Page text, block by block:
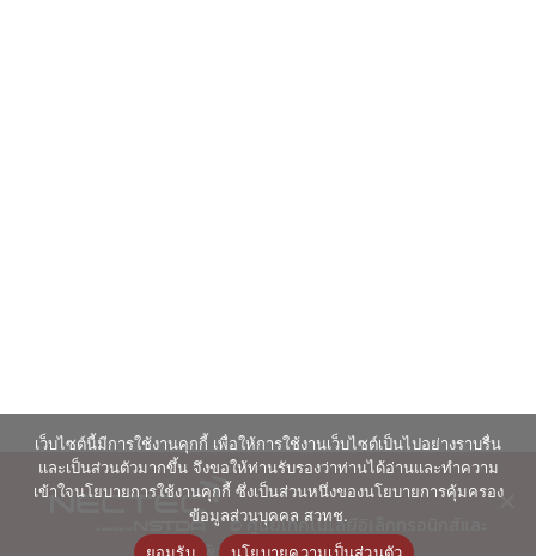
© ศูนย์เทคโนโลยีอิเล็กทรอนิกส์และ
เว็บไซต์นี้มีการใช้งานคุกกี้ เพื่อให้การใช้งานเว็บไซต์เป็นไปอย่างราบรื่น
และเป็นส่วนตัวมากขึ้น จึงขอให้ท่านรับรองว่าท่านได้อ่านและทำความ
เข้าใจนโยบายการใช้งานคุกกี้ ซึ่งเป็นส่วนหนึ่งของนโยบายการคุ้มครอง
ข้อมูลส่วนบุคคล สวทช.
ยอมรับ
นโยบายความเป็นส่วนตัว